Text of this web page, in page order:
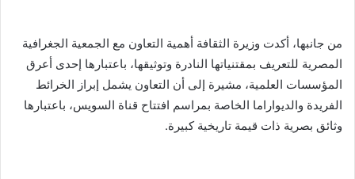
من جانبها، أكدت وزيرة الثقافة أهمية التعاون مع الجمعية الجغرافية
المصرية للتعريف بمقتنياتها النادرة وتوثيقها، باعتبارها إحدى أعرق
المؤسسات العلمية، مشيرة إلى أن التعاون يشمل إبراز الخرائط
الفريدة والديواراما الخاصة بمراسم افتتاح قناة السويس، باعتبارها
وثائق بصرية ذات قيمة تاريخية كبيرة.